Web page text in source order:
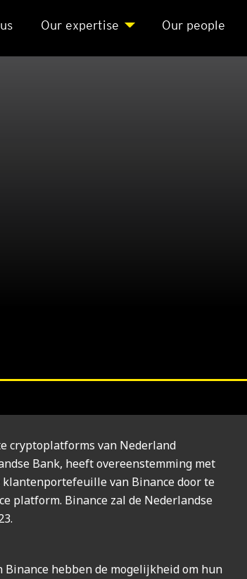
Our exper­ti­se Our peo­p­le
cryptoplatforms van Nederland
Bank, heeft overeenstemming met
klantenportefeuille van Binance door te
platform. Binance zal de Nederlandse
Binance hebben de mogelijkheid om hun